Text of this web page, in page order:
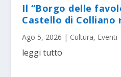
Il “Borgo delle
Castello di Colliano
Ago 5, 2026 | Cultura, Eventi
leggi tutto